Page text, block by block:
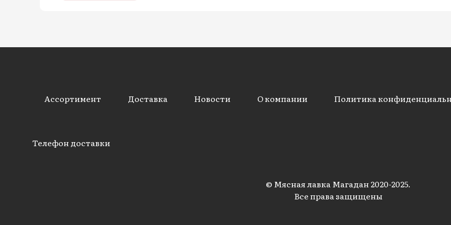
Ассортимент Доставка Новости О компании Политика
Телефон доставки
© Мясная лавка Магадан 2020-2025.
Все права защищены